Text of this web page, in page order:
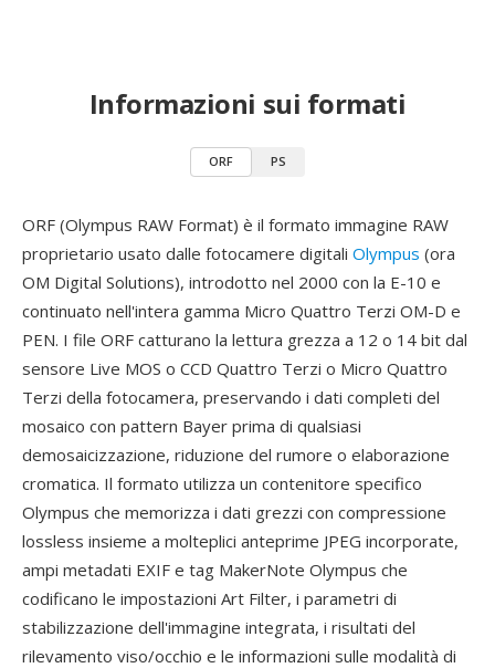
Informazioni sui formati
ORF PS
ORF (Olympus RAW Format) è il formato immagine RAW
proprietario usato dalle fotocamere digitali Olympus (ora
OM Digital Solutions), introdotto nel 2000 con la E-10 e
continuato nell'intera gamma Micro Quattro Terzi OM-D e
PEN. I file ORF catturano la lettura grezza a 12 o 14 bit dal
sensore Live MOS o CCD Quattro Terzi o Micro Quattro
Terzi della fotocamera, preservando i dati completi del
mosaico con pattern Bayer prima di qualsiasi
demosaicizzazione, riduzione del rumore o elaborazione
cromatica. Il formato utilizza un contenitore specifico
Olympus che memorizza i dati grezzi con compressione
lossless insieme a molteplici anteprime JPEG incorporate,
ampi metadati EXIF e tag MakerNote Olympus che
codificano le impostazioni Art Filter, i parametri di
stabilizzazione dell'immagine integrata, i risultati del
rilevamento viso/occhio e le informazioni sulle modalità di